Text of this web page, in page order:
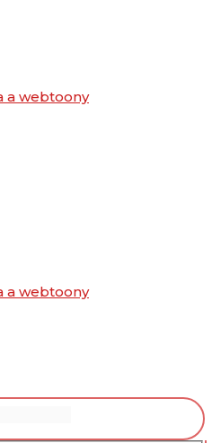
a webtoony
a webtoony